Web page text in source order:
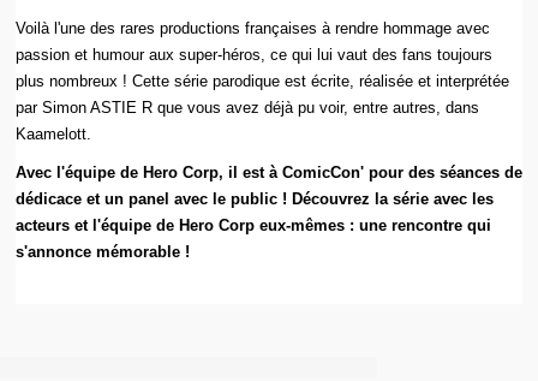
Voilà l'une des rares productions françaises à rendre hommage avec
passion et humour aux super-héros, ce qui lui vaut des fans toujours
plus nombreux ! Cette série parodique est écrite, réalisée et interprétée
par Simon ASTIE R que vous avez déjà pu voir, entre autres, dans
Kaamelott.
Avec l'équipe de Hero Corp, il est à ComicCon' pour des séances de
dédicace et un panel avec le public ! Découvrez la série avec les
acteurs et l'équipe de Hero Corp eux-mêmes : une rencontre qui
s'annonce mémorable !